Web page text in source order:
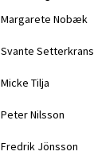
Margarete Nobæk
Svante Setterkrans
Micke Tilja
Peter Nilsson
Fredrik Jönsson